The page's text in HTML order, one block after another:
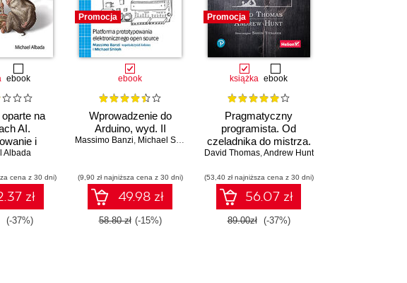
ebook
na
AI.
i
systemów
Albada
cena z 30 dni)
zł
(-37%)
Promocja
ebook
Wprowadzenie do
Arduino, wyd. II
Massimo Banzi, Michael Shiloh
(9,90 zł najniższa cena z 30 dni)
49.98 zł
58.80 zł (-15%)
Promocja
książka ebook
Pragmatyczny
programista. Od
czeladnika do mistrza.
Wydanie II
David Thomas,Andrew Hunt
(53,40 zł najniższa cena z 30 dni)
56.07 zł
89.00zł (-37%)